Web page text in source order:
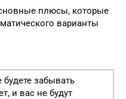
плюсы, которые
варианты
забывать
и вас не будут